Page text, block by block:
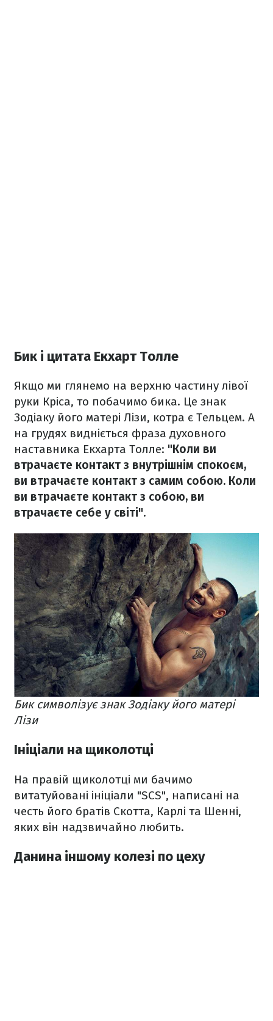
Бик і цитата Екхарт Толле
Якщо ми глянемо на верхню частину лівої
руки Кріса, то побачимо бика. Це знак
Зодіаку його матері Лізи, котра є Тельцем. А
на грудях видніється фраза духовного
наставника Екхарта Толле: "Коли ви
втрачаєте контакт з внутрішнім спокоєм,
ви втрачаєте контакт з самим собою. Коли
ви втрачаєте контакт з собою, ви
втрачаєте себе у світі".
Бик символізує знак Зодіаку його матері
Лізи
Ініціали на щиколотці
На правій щиколотці ми бачимо
витатуйовані ініціали "SCS", написані на
честь його братів Скотта, Карлі та Шенні,
яких він надзвичайно любить.
Данина іншому колезі по цеху